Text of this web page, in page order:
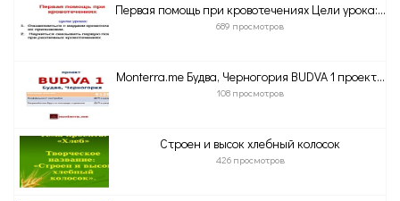
Первая помощь при кровотечениях Цели урока:...
689 просмотров
Monterra.me Будва, Черногория BUDVA 1 проект...
108 просмотров
Строен и высок хлебный колосок
426 просмотров